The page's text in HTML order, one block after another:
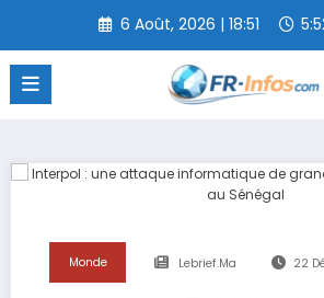
contenu
6 Août, 2026 | 18:51
Monde Lebrief.ma 22